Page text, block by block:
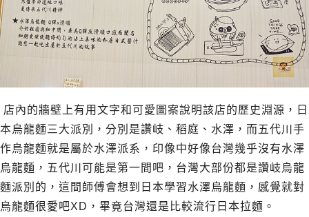
店內的牆壁上有用文字和可愛圖案說明該店的歷史淵源，日
本烏龍麵三大派別，分別是讚岐、稻庭、水澤，而五代川手
作烏龍麵就是屬於水澤派系，印像中好像台灣幾乎沒有水澤
烏龍麵，五代川可能是第一間吧，台灣大部份都是讚岐烏龍
麵派別的，這間師傅會想到日本學習水澤烏龍麵，感覺就對
烏龍麵很愛吧XD，畢竟台灣還是比較流行日本拉麵。